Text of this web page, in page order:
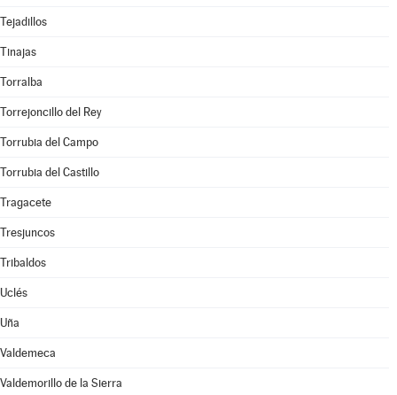
Tejadillos
Tinajas
Torralba
Torrejoncillo del Rey
Torrubia del Campo
Torrubia del Castillo
Tragacete
Tresjuncos
Tribaldos
Uclés
Uña
Valdemeca
Valdemorillo de la Sierra